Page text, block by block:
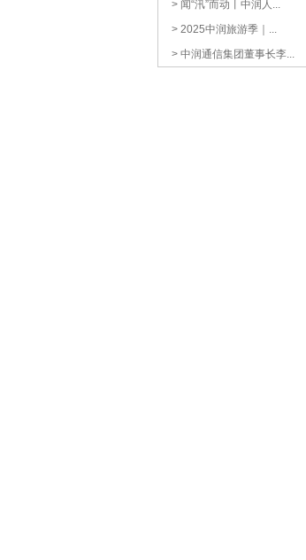
> 闻“汛”而动丨中润人...
> 2025中润旅游季｜...
> 中润通信集团董事长李...